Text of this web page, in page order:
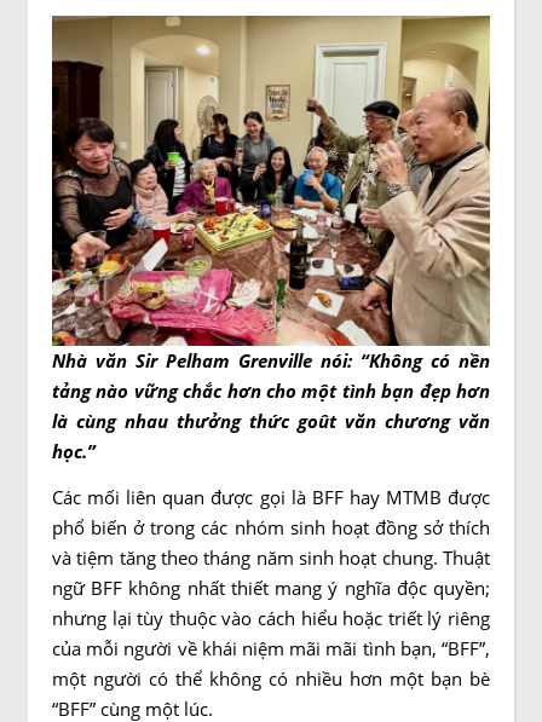
Nhà văn Sir Pelham Grenville nói: “Không có nền
tảng nào vững chắc hơn cho một tình bạn đẹp hơn
là cùng nhau thưởng thức goût văn chương văn
học.”
Các mối liên quan được gọi là BFF hay MTMB được
phổ biến ở trong các nhóm sinh hoạt đồng sở thích
và tiệm tăng theo tháng năm sinh hoạt chung. Thuật
ngữ BFF không nhất thiết mang ý nghĩa độc quyền;
nhưng lại tùy thuộc vào cách hiểu hoặc triết lý riêng
của mỗi người về khái niệm mãi mãi tình bạn, “BFF”,
một người có thể không có nhiều hơn một bạn bè
“BFF” cùng một lúc.